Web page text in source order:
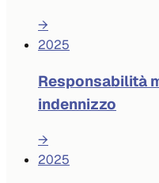
→
2025
Responsabilità
indennizzo
→
2025